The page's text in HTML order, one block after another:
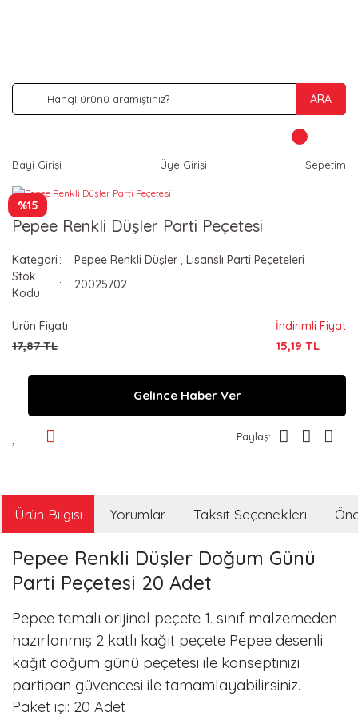
ARA
Bayi Girişi Üye Girişi Sepetim
%15
Pepee Renkli Düşler Parti Peçetesi
Kategori Pepee Renkli Düşler , Lisanslı Parti Peçeteleri
Stok
Kodu
20025702
Ürün Fiyatı
17,87 TL
İndirimli Fiyat
15,19 TL
Gelince Haber Ver
Paylaş:
Ürün Bilgisi Yorumlar Taksit Seçenekleri
Pepee Renkli Düşler Doğum Günü
Parti Peçetesi 20 Adet
Pepee temalı orijinal peçete 1. sınıf malzemeden
hazırlanmış 2 katlı kağıt peçete Pepee desenli
kağıt doğum günü peçetesi ile konseptinizi
partipan güvencesi ile tamamlayabilirsiniz.
Paket içi: 20 Adet